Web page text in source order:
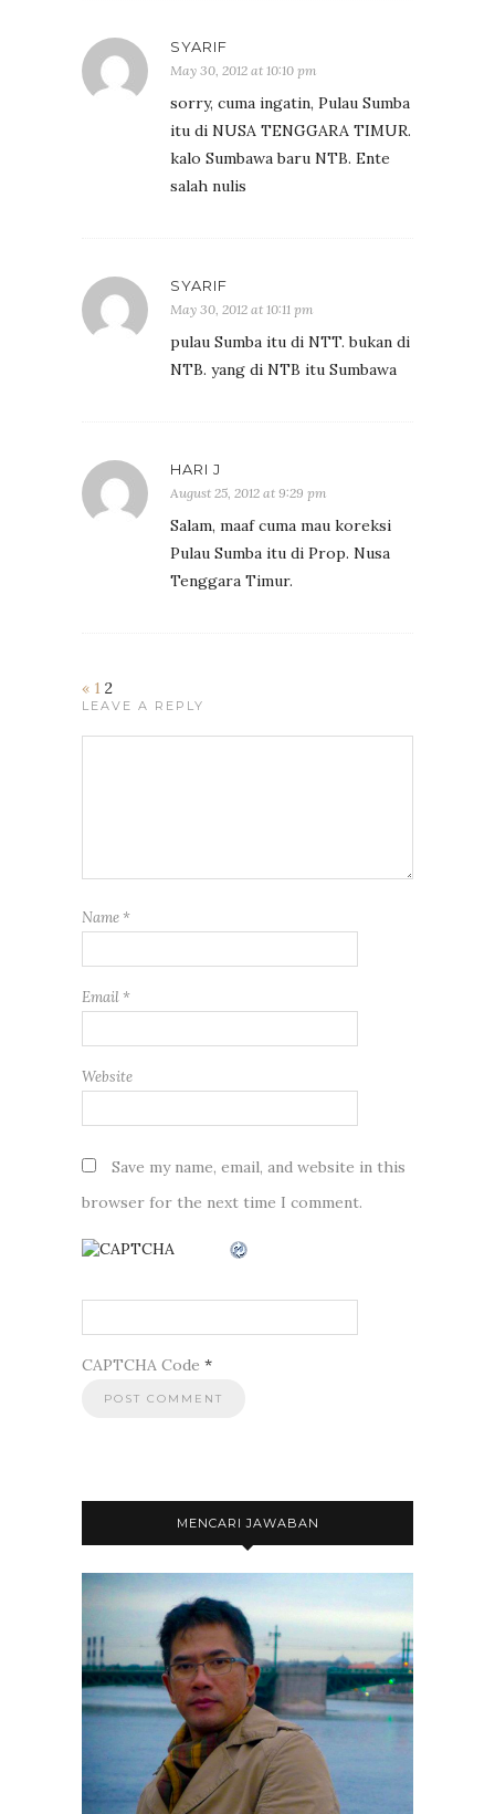
SYARIF
May 30, 2012 at 10:10 pm
sorry, cuma ingatin, Pulau Sumba
itu di NUSA TENGGARA TIMUR.
kalo Sumbawa baru NTB. Ente
salah nulis
SYARIF
May 30, 2012 at 10:11 pm
pulau Sumba itu di NTT. bukan di
NTB. yang di NTB itu Sumbawa
HARI J
August 25, 2012 at 9:29 pm
Salam, maaf cuma mau koreksi
Pulau Sumba itu di Prop. Nusa
Tenggara Timur.
« 1 2
LEAVE A REPLY
Name *
Email *
Website
Save my name, email, and website in this
browser for the next time I comment.
CAPTCHA Code *
MENCARI JAWABAN